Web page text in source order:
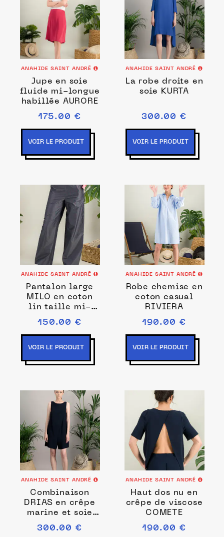
ANAHIDE SAINT ANDRÉ
Jupe en soie
fluide mi-longue
habillée AURORE
175.00 €
VOIR LE PRODUIT
ANAHIDE SAINT ANDRÉ
La robe droite en
soie KURTA
300.00 €
VOIR LE PRODUIT
ANAHIDE SAINT ANDRÉ
Pantalon large
MILO en coton
lin taille mi-
haute femme
150.00 €
VOIR LE PRODUIT
ANAHIDE SAINT ANDRÉ
Robe chemise en
coton casual
RIVIERA
190.00 €
VOIR LE PRODUIT
ANAHIDE SAINT ANDRÉ
Combinaison
DRIAS en crêpe
marine et soie
corail
300.00 €
ANAHIDE SAINT ANDRÉ
Haut dos nu en
crêpe de viscose
COMETE
190.00 €